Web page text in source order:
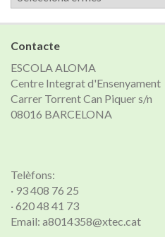
de
notícies
Contacte
ESCOLA ALOMA
Centre Integrat d'Ensenyament
Carrer Torrent Can Piquer s/n
08016 BARCELONA
Telèfons:
· 93 408 76 25
· 620 48 41 73
Email: a8014358@xtec.cat